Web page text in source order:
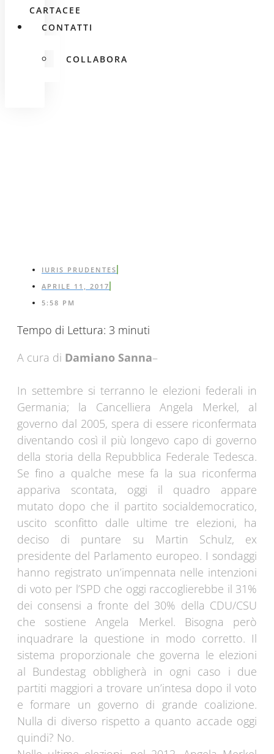
CARTACEE
CONTATTI
COLLABORA
IURIS PRUDENTES
APRILE 11, 2017
5:58 PM
Tempo di Lettura: 3 minuti
A cura di Damiano Sanna–
In settembre si terranno le elezioni federali in
Germania; la Cancelliera Angela Merkel, al
governo dal 2005, spera di essere riconfermata
diventando così il più longevo capo di governo
della storia della Repubblica Federale Tedesca.
Se fino a qualche mese fa la sua riconferma
appariva scontata, oggi il quadro appare
mutato dopo che il partito socialdemocratico,
uscito sconfitto dalle ultime tre elezioni, ha
deciso di puntare su Martin Schulz, ex
presidente del Parlamento europeo. I sondaggi
hanno registrato un’impennata nelle intenzioni
di voto per l’SPD che oggi raccoglierebbe il 31%
dei consensi a fronte del 30% della CDU/CSU
che sostiene Angela Merkel. Bisogna però
inquadrare la questione in modo corretto. Il
sistema proporzionale che governa le elezioni
al Bundestag obbligherà in ogni caso i due
partiti maggiori a trovare un’intesa dopo il voto
e formare un governo di grande coalizione.
Nulla di diverso rispetto a quanto accade oggi
quindi? No.